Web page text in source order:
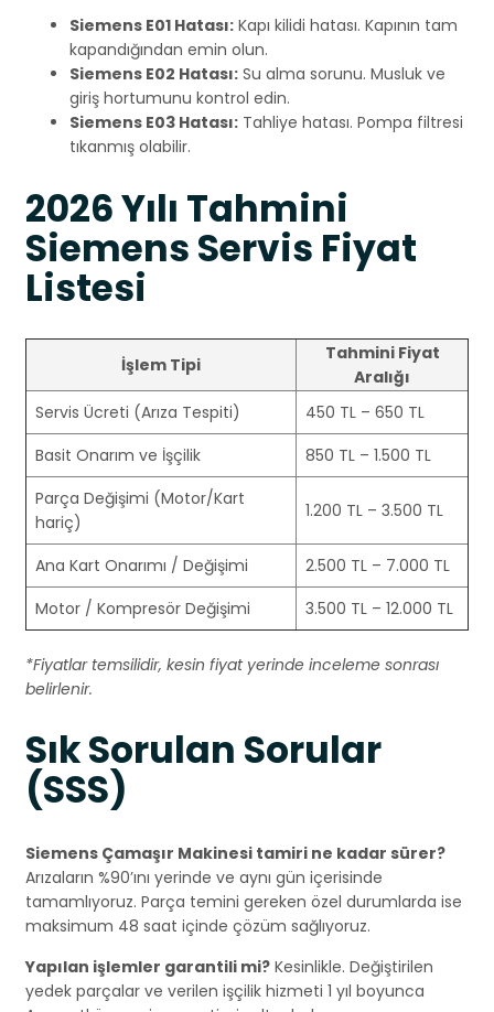
Siemens E01 Hatası: Kapı kilidi hatası. Kapının tam
kapandığından emin olun.
Siemens E02 Hatası: Su alma sorunu. Musluk ve
giriş hortumunu kontrol edin.
Siemens E03 Hatası: Tahliye hatası. Pompa filtresi
tıkanmış olabilir.
2026 Yılı Tahmini
Siemens Servis Fiyat
Listesi
İşlem Tipi
Tahmini Fiyat
Aralığı
Servis Ücreti (Arıza Tespiti)
450 TL – 650 TL
Basit Onarım ve İşçilik
850 TL – 1.500 TL
Parça Değişimi (Motor/Kart
hariç)
1.200 TL – 3.500 TL
Ana Kart Onarımı / Değişimi
2.500 TL – 7.000 TL
Motor / Kompresör Değişimi
3.500 TL – 12.000 TL
*Fiyatlar temsilidir, kesin fiyat yerinde inceleme sonrası
belirlenir.
Sık Sorulan Sorular
(SSS)
Siemens Çamaşır Makinesi tamiri ne kadar sürer?
Arızaların %90’ını yerinde ve aynı gün içerisinde
tamamlıyoruz. Parça temini gereken özel durumlarda ise
maksimum 48 saat içinde çözüm sağlıyoruz.
Yapılan işlemler garantili mi? Kesinlikle. Değiştirilen
yedek parçalar ve verilen işçilik hizmeti 1 yıl boyunca